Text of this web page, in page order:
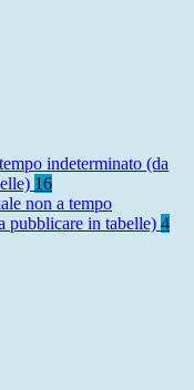
indeterminato (da
16
non a tempo
pubblicare in tabelle) 4